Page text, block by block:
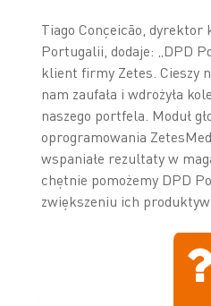
Tiago Conçeicão, dyrektor
Portugalii, dodaje: „DPD
klient firmy Zetes. Cieszy
nam zaufała i wdrożyła
naszego portfela. Moduł
oprogramowania
wspaniałe rezultaty w
chętnie pomożemy DPD
zwiększeniu ich